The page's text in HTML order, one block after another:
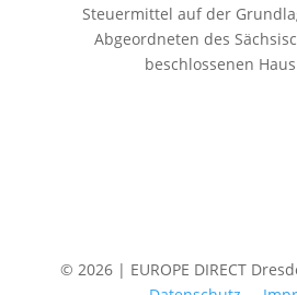
Steuermittel auf der
Abgeordneten des
beschlossenen
© 2026 | EUROPE DIRECT